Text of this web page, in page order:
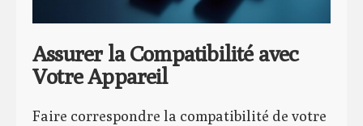
Assurer la Compatibilité avec
Votre Appareil
Faire correspondre la compatibilité de votre